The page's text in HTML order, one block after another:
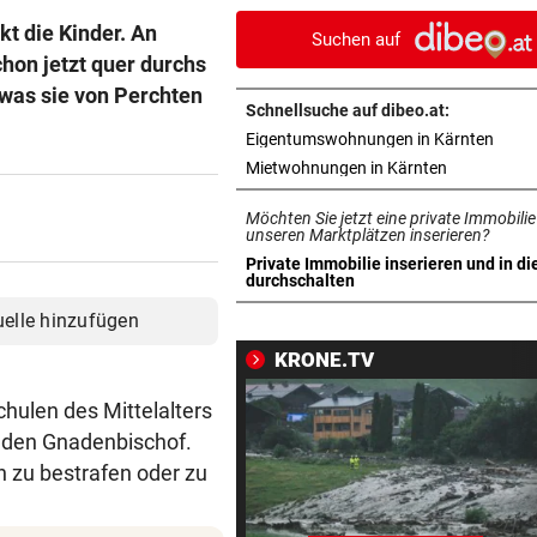
die Kinder. An
jetzt quer durchs
sie von Perchten
hinzufügen
des Mittelalters
Gnadenbischof.
zu bestrafen oder zu
Gebüsch und würgte sie
NHL-STAR IN GRAZ: vor
„Ich habe selbst zu einem
aufgeschaut!“
AUFSTEIGER IM FOKUS
Austria Lustenau jagt gegen
Bundesliga-Rekord
AUF CHINA-MOTORRAD
Werksfahrer
UMSTRITTENE BESETZUNG vor
Trumps Ex-Anwalt ist jetzt
Justizminister
TRANSFER-ÜBERRASCHUNG vor
Suchen auf
Schnellsuche auf dibeo.at:
Eigentumswohnungen in Kärnten
Mietwohnungen in Kärnten
Möchten Sie jetzt eine private
unseren Marktplätzen inserieren?
Private Immobilie inserieren und in
durchschalten
in neuem Tab öffnen
KRONE.TV